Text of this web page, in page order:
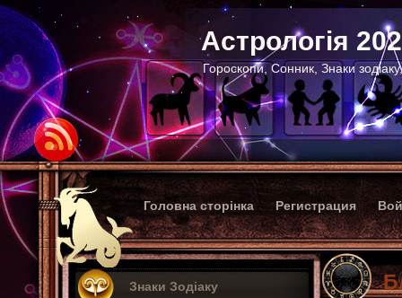
Астрологія
Гороскопи, Сонник, Знаки
Головна сторінка Регистрация
Знаки Зодіаку